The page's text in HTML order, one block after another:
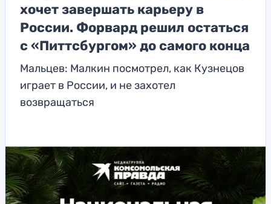
хочет завершать карьеру в
России. Форвард решил остаться
с «Питтсбургом» до самого конца
Мальцев: Малкин посмотрел, как Кузнецов
играет в России, и не захотел
возвращаться